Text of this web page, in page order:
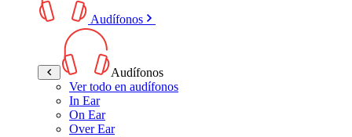
Audífonos
Audífonos
Ver todo en audífonos
In Ear
On Ear
Over Ear